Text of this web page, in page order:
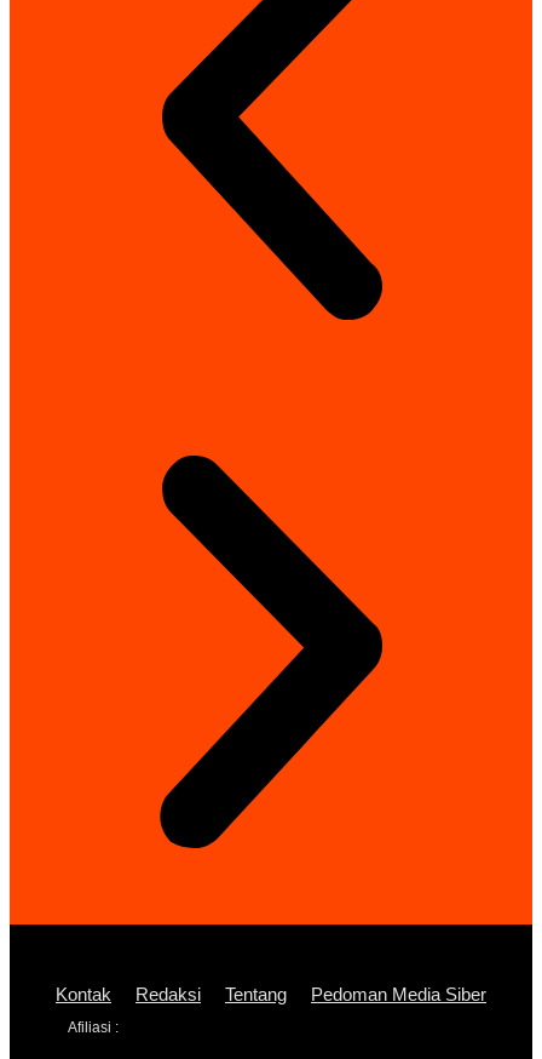
Kontak Redaksi Tentang Pedoman Media Siber
Afiliasi :